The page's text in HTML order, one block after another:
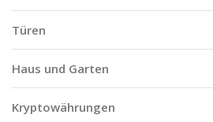
Türen
Haus und Garten
Kryptowährungen